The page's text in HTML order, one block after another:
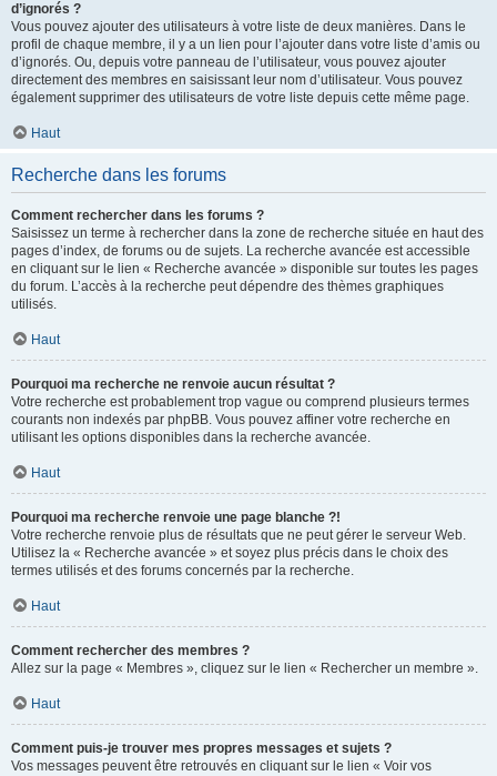
d’ignorés ?
Vous pouvez ajouter des utilisateurs à votre liste de deux manières. Dans le
profil de chaque membre, il y a un lien pour l’ajouter dans votre liste d’amis ou
d’ignorés. Ou, depuis votre panneau de l’utilisateur, vous pouvez ajouter
directement des membres en saisissant leur nom d’utilisateur. Vous pouvez
également supprimer des utilisateurs de votre liste depuis cette même page.
Haut
Recherche dans les forums
Comment rechercher dans les forums ?
Saisissez un terme à rechercher dans la zone de recherche située en haut des
pages d’index, de forums ou de sujets. La recherche avancée est accessible
en cliquant sur le lien « Recherche avancée » disponible sur toutes les pages
du forum. L’accès à la recherche peut dépendre des thèmes graphiques
utilisés.
Haut
Pourquoi ma recherche ne renvoie aucun résultat ?
Votre recherche est probablement trop vague ou comprend plusieurs termes
courants non indexés par phpBB. Vous pouvez affiner votre recherche en
utilisant les options disponibles dans la recherche avancée.
Haut
Pourquoi ma recherche renvoie une page blanche ?!
Votre recherche renvoie plus de résultats que ne peut gérer le serveur Web.
Utilisez la « Recherche avancée » et soyez plus précis dans le choix des
termes utilisés et des forums concernés par la recherche.
Haut
Comment rechercher des membres ?
Allez sur la page « Membres », cliquez sur le lien « Rechercher un membre ».
Haut
Comment puis-je trouver mes propres messages et sujets ?
Vos messages peuvent être retrouvés en cliquant sur le lien « Voir vos